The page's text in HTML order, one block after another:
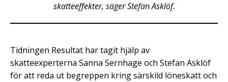
skatteeffekter, säger Stefan Asklöf.
Tidningen Resultat har tagit hjälp av
skatteexperterna Sanna Sernhage och Stefan Asklöf
för att reda ut begreppen kring särskild löneskatt och